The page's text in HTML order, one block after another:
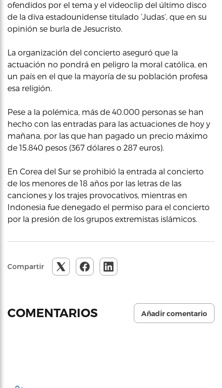
ofendidos por el tema y el videoclip del último disco
de la diva estadounidense titulado ‘Judas’, que en su
opinión se burla de Jesucristo.
La organización del concierto aseguró que la
actuación no pondrá en peligro la moral católica, en
un país en el que la mayoría de su población profesa
esa religión.
Pese a la polémica, más de 40.000 personas se han
hecho con las entradas para las actuaciones de hoy y
mañana, por las que han pagado un precio máximo
de 15.840 pesos (367 dólares o 287 euros).
En Corea del Sur se prohibió la entrada al concierto
de los menores de 18 años por las letras de las
canciones y los trajes provocativos, mientras en
Indonesia fue denegado el permiso para el concierto
por la presión de los grupos extremistas islámicos.
Compartir
COMENTARIOS Añadir comentario